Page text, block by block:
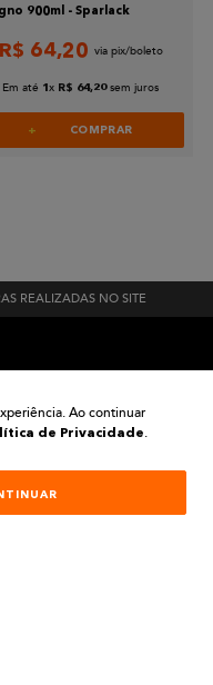
900ml - Sparlack
R$ 64,20
Em até 1 x R$ 64 ,20 sem juros
COMPRAR
REALIZADAS NO SITE
Ao continuar
de Privacidade.